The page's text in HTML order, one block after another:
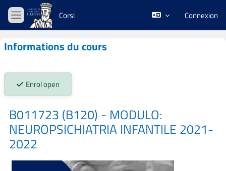
Passer au contenu principal
Panneau latéral
Corsi Connexion
Informations du cours
Stato iscrizioni:
Enrol open
B011723 (B120) - MODULO:
NEUROPSICHIATRIA INFANTILE 2021-
2022